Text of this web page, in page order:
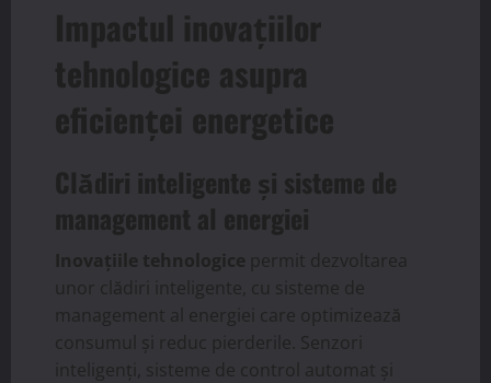
Impactul inovațiilor
tehnologice asupra
eficienței energetice
Clădiri inteligente și sisteme de
management al energiei
Inovațiile tehnologice permit dezvoltarea
unor clădiri inteligente, cu sisteme de
management al energiei care optimizează
consumul și reduc pierderile. Senzori
inteligenți, sisteme de control automat și